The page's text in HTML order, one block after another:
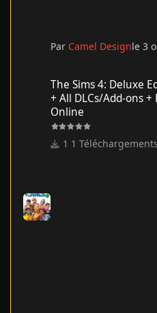
Par Camel Designle 3
The Sims 4: Deluxe
+ All DLCs/Add-ons
Online
1